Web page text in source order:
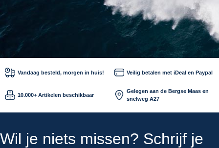
Vandaag besteld, morgen in huis! Veilig betalen met iDeal en Paypal
10.000+ Artikelen beschikbaar
Gelegen aan de Bergse Maas en
snelweg A27
Wil je niets missen? Schrijf je